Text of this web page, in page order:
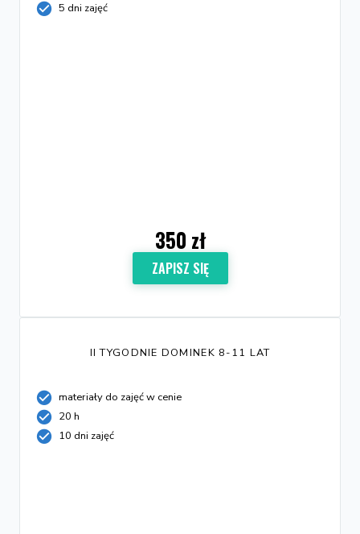
5 dni zajęć
350 zł
ZAPISZ SIĘ
II TYGODNIE DOMINEK 8-11 LAT
materiały do zajęć w cenie
20 h
10 dni zajęć